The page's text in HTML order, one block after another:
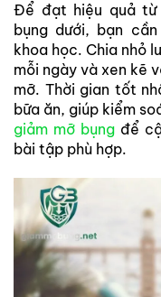
Để đạt hiệu quả từ
bụng dưới, bạn
khoa học. Chia nhỏ
mỗi ngày và xen kẽ
mỡ. Thời gian tốt
bữa ăn, giúp kiểm
giảm mỡ bụngđể
bài tập phù hợp.